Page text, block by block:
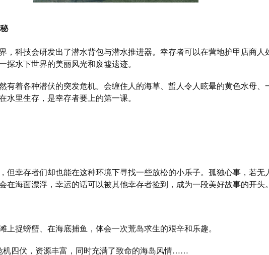
科技会研发出了潜水背包与潜水推进器。幸存者可以在营地护甲店商人
探水下世界的美丽风光和废墟遗迹。
着各种潜伏的突发危机。会缠住人的海草、蜇人令人眩晕的黄色水母、
里生存，是幸存者要上的第一课。
幸存者们却也能在这种环境下寻找一些放松的小乐子。孤独心事，若无
在海面漂浮，幸运的话可以被其他幸存者捡到，成为一段美好故事的开头。
捉螃蟹、在海底捕鱼，体会一次荒岛求生的艰辛和乐趣。
四伏，资源丰富，同时充满了致命的海岛风情……